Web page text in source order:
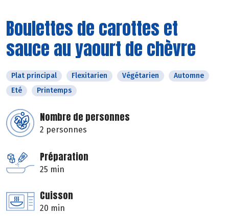
Boulettes de carottes et
sauce au yaourt de chèvre
Plat principal Flexitarien Végétarien
Automne
Eté
Printemps
Nombre de personnes
2 personnes
Préparation
25 min
Cuisson
20 min